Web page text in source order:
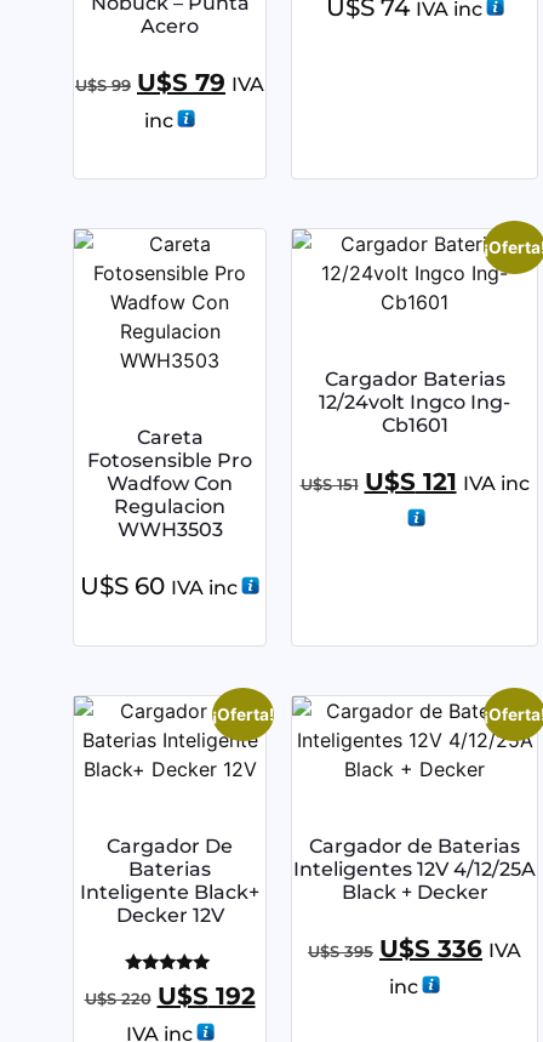
Acero
U$S99 U$S 79 IVA
inc
U$S74 IVA inc
Careta
Fotosensible Pro
Wadfow Con
Regulacion
WWH3503
U$S 60 IVA inc
Cargador Baterias
12/24volt Ingco Ing-
Cb1601
U$S151 U$S121 IVA inc
¡Oferta!
Cargador De
Baterias
Inteligente Black+
Decker 12V
Valorado
con
de 5
U$S220 U$S192
IVA inc
Cargador de Baterias
Inteligentes 12V 4/12/25A
Black + Decker
U$S395 U$S 336 IVA
inc